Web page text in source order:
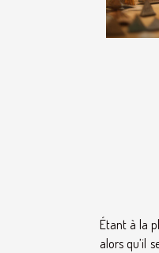
Étant à la
alors qu’il